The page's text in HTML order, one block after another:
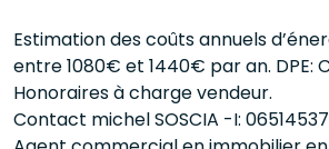
Estimation des coûts annuels
entre 1080€ et 1440€ par an. DPE:
Honoraires à charge vendeur.
Contact michel SOSCIA -I: